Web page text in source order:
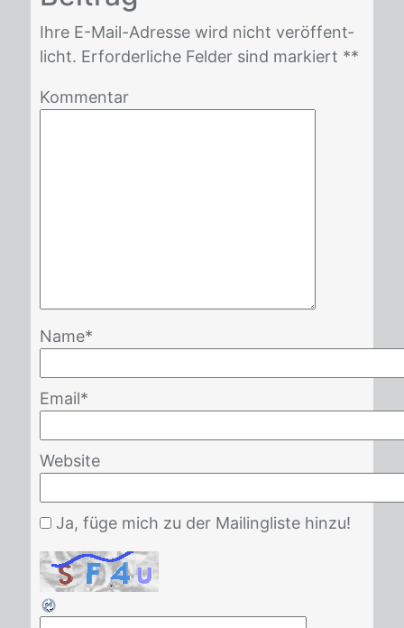
Ihre E-Mail-Adres­se wird nicht ver­öf­fent­
licht. Er­for­der­li­che Fel­der sind mar­kiert **
Kommentar
Name*
Email*
Website
Ja, füge mich zu der Mailingliste hinzu!